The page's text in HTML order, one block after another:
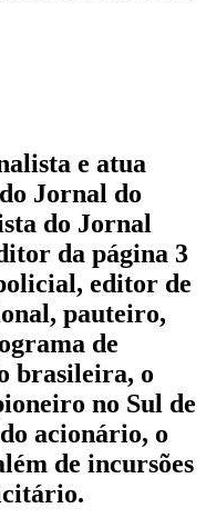
e atua
Jornal do
do Jornal
da página 3
editor de
pauteiro,
de
brasileira, o
no Sul de
acionário, o
de incursões